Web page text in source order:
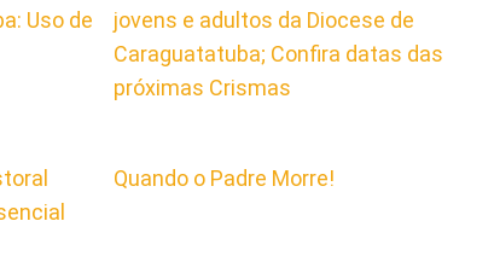
Uso de
jovens e adultos da Diocese de
Caraguatatuba; Confira datas das
próximas Crismas
Quando o Padre Morre!